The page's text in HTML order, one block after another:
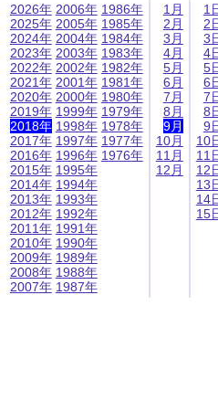
2026年
2025年
2024年
2023年
2022年
2021年
2020年
2019年
2018年
2017年
2016年
2015年
2014年
2013年
2012年
2011年
2010年
2009年
2008年
2007年
2006年
2005年
2004年
2003年
2002年
2001年
2000年
1999年
1998年
1997年
1996年
1995年
1994年
1993年
1992年
1991年
1990年
1989年
1988年
1987年
1986年
1985年
1984年
1983年
1982年
1981年
1980年
1979年
1978年
1977年
1976年
1月
2月
3月
4月
5月
6月
7月
8月
9月
10月
11月
12月
1
2
3
4
5
6
7
8
9
10
11
12
13
14
15